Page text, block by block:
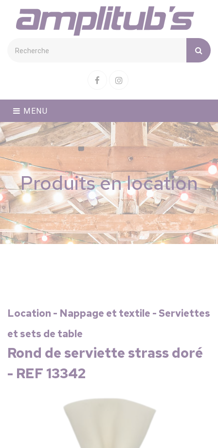
FacebookInstagram
MENU
Produits en location
Location - Nappage et textile - Serviettes
et sets de table
Rond de serviette strass doré
- REF 13342
Cookies management panel